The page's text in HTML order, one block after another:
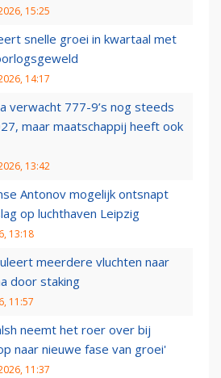
15:25
snelle groei in kwartaal met
14:17
verwacht 777-9’s nog steeds
maar maatschappij heeft ook
13:42
Antonov mogelijk ontsnapt
op luchthaven Leipzig
13:18
meerdere vluchten naar
door staking
11:57
neemt het roer over bij
naar nieuwe fase van groei'
11:37